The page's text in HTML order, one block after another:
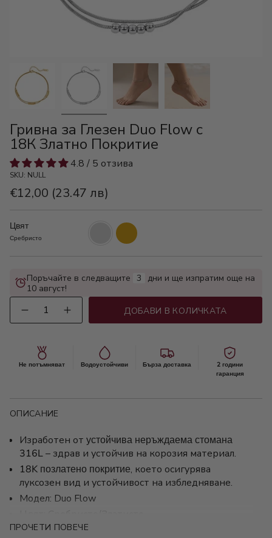
Гривна за Глезен Duo Flow с
18К Златно Покритие
4.8 / 5 отзива
SKU: NULL
€12,00 (23.47 лв)
Цвят
Сребристо
СребристоЗлатно
Поръчайте в следващите 3
дни и ще изпратим още на
10 август!
ДОБАВИ В КОЛИЧКАТА
Не потъмняват Водоустойчиви Бърза доставка
2 години
гаранция
ОПИСАНИЕ
Изработен от устойчива неръждаема стомана
316L– здрав и устойчив на корозия материал.
18K позлатено покритие, което осигурява
луксозен вид и устойчивост на избледняване.
Модел: Duo Flow
Размер: 22+5.5 см.
ПРОЧЕТИ ПОВЕЧЕ